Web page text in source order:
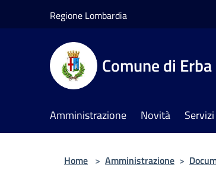
Regione Lombardia
Comune di Erba
Amministrazione Novità Servizi
Home > Amministrazione >